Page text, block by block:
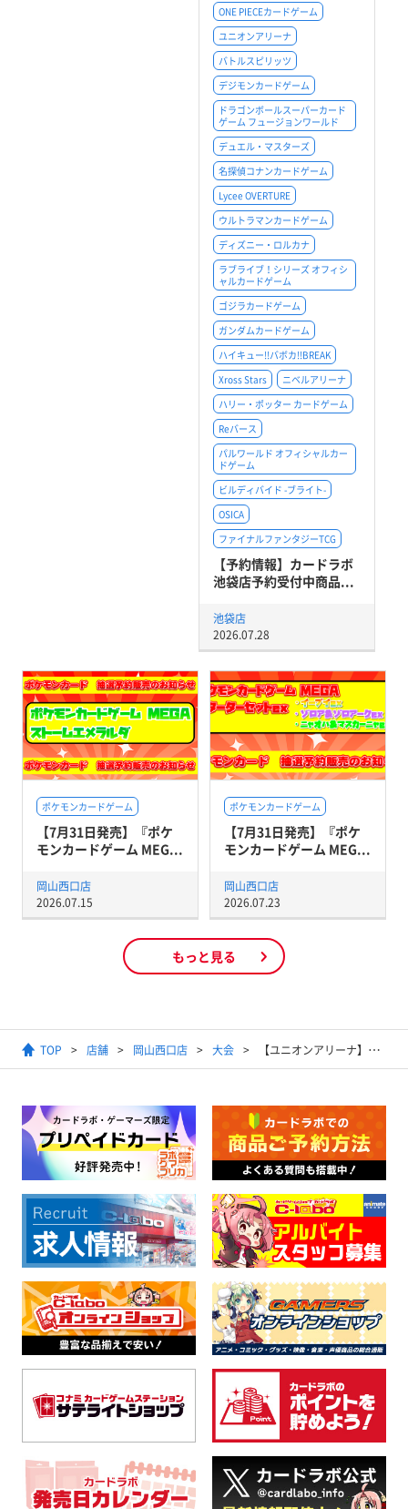
ONE PIECEカードゲーム
ユニオンアリーナ
バトルスピリッツ
デジモンカードゲーム
ドラゴンボールスーパーカード
ゲーム フュージョンワールド
デュエル・マスターズ
名探偵コナンカードゲーム
Lycee OVERTURE
ウルトラマンカードゲーム
ディズニー・ロルカナ
ラブライブ！シリーズ オフィシ
ャルカードゲーム
ゴジラカードゲーム
ガンダムカードゲーム
ハイキュー!!バボカ!!BREAK
Xross Stars
ニベルアリーナ
ハリー・ポッター カードゲーム
Reバース
パルワールド オフィシャルカー
ドゲーム
ビルディバイド -ブライト-
OSICA
ファイナルファンタジーTCG
【予約情報】カードラボ
池袋店予約受付中商品...
池袋店
2026.07.28
ポケモンカードゲーム
【7月31日発売】『ポケ
モンカードゲーム MEG...
岡山西口店
2026.07.23
ポケモンカードゲーム
【7月31日発売】『ポケ
モンカードゲーム MEG...
岡山西口店
2026.07.15
もっと見る
TOP 店舗 岡山西口店 大会 【ユニオンアリーナ】ユニオンレア争奪バトル ‐進撃の巨人‐